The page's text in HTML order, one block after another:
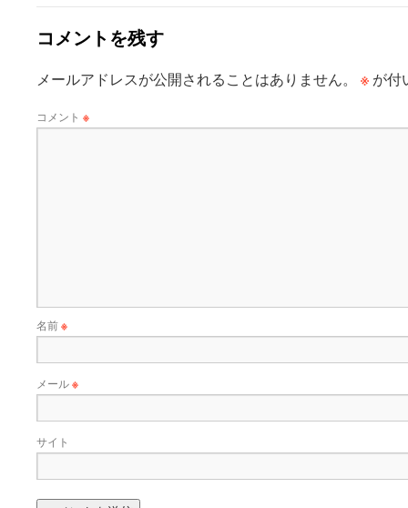
コメントを残す
メールアドレスが公開されることはありません。 ※ が付
コメント ※
名前※
メール※
サイト